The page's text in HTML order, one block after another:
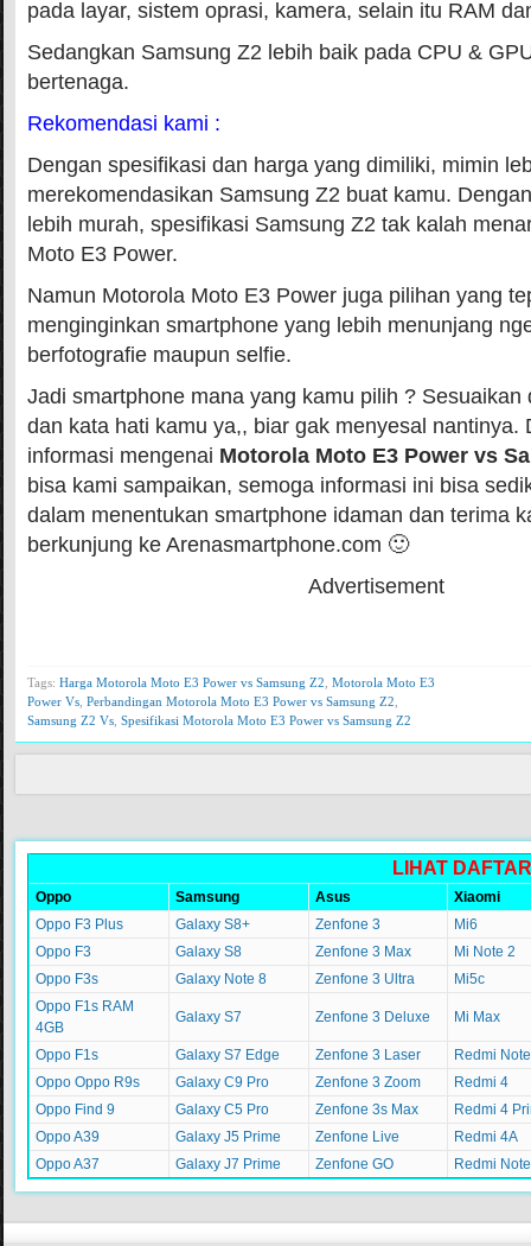
pada layar, sistem oprasi, kamera, selain itu RAM
Sedangkan Samsung Z2 lebih baik pada CPU &
bertenaga.
Rekomendasi kami :
Dengan spesifikasi dan harga yang dimiliki, mimin
merekomendasikan Samsung Z2 buat kamu.
lebih murah, spesifikasi Samsung Z2 tak kalah
Moto E3 Power.
Namun Motorola Moto E3 Power juga pilihan yang
menginginkan smartphone yang lebih menunjang
berfotografie maupun selfie.
Jadi smartphone mana yang kamu pilih ? Sesuaikan
dan kata hati kamu ya,, biar gak menyesal nantinya.
informasi mengenai Motorola Moto E3 Power vs
bisa kami sampaikan, semoga informasi ini bisa
dalam menentukan smartphone idaman dan terima
berkunjung ke Arenasmartphone.com 🙂
Advertisement
Tags: Harga Motorola Moto E3 Power vs Samsung Z2 Motorola Moto E3
Power Vs, Perbandingan Motorola Moto E3 Power vs Samsung Z2
Samsung Z2 Vs, Spesifikasi Motorola Moto E3 Power vs Samsung Z2
LIHAT
Oppo Samsung Asus
Xiaomi
Oppo F3 Plus
Galaxy S8+ Zenfone 3
Mi6
Oppo F3
Galaxy S8 Zenfone 3 Max
Mi Note 2
Oppo F3s
Galaxy Note 8 Zenfone 3 Ultra
Mi5c
Oppo F1s RAM
4GB
Galaxy S7 Zenfone 3 Deluxe Mi Max
Oppo F1s Galaxy S7 Edge Zenfone 3 Laser
Redmi
Oppo Oppo R9s
Galaxy C9 Pro Zenfone 3 Zoom
Redmi 4
Oppo Find 9
Galaxy C5 Pro Zenfone 3s Max
Redmi 4
Oppo A39
Galaxy J5 Prime Zenfone Live
Redmi 4A
Oppo A37
Galaxy J7 Prime Zenfone GO Redmi